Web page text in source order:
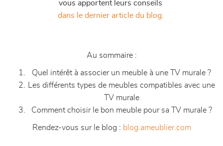
vous apportent leurs conseils
dans le dernier article du blog.
Au sommaire :
Quel intérêt à associer un meuble à une TV murale ?
Les différents types de meubles compatibles avec une
TV murale
Comment choisir le bon meuble pour sa TV murale ?
Rendez-vous sur le blog : blog.ameublier.com